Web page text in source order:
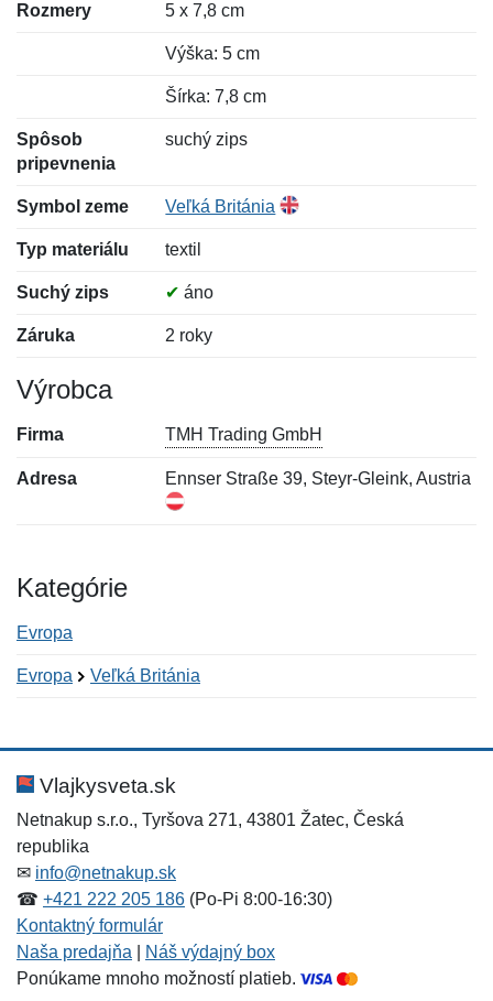
Rozmery 5 x 7,8 cm
Výška: 5 cm
Šírka: 7,8 cm
Spôsob
pripevnenia
suchý zips
Symbol zeme Veľká Británia
Typ materiálu textil
Suchý zips ✔ áno
Záruka 2 roky
Výrobca
Firma TMH Trading GmbH
Adresa Ennser Straße 39, Steyr-Gleink, Austria
Kategórie
Evropa
Evropa Veľká Británia
Hodnotenie:
Meno:*
E-mail:
Meno:
E-mail:*
Správa*
Vlajkysveta.sk
Netnakup s.r.o., Tyršova 271, 43801 Žatec, Česká
republika
✉ info@netnakup.sk
☎ +421 222 205 186 (Po-Pi 8:00-16:30)
Kontaktný formulár
Naša predajňa
Náš výdajný box
Ponúkame mnoho možností platieb.